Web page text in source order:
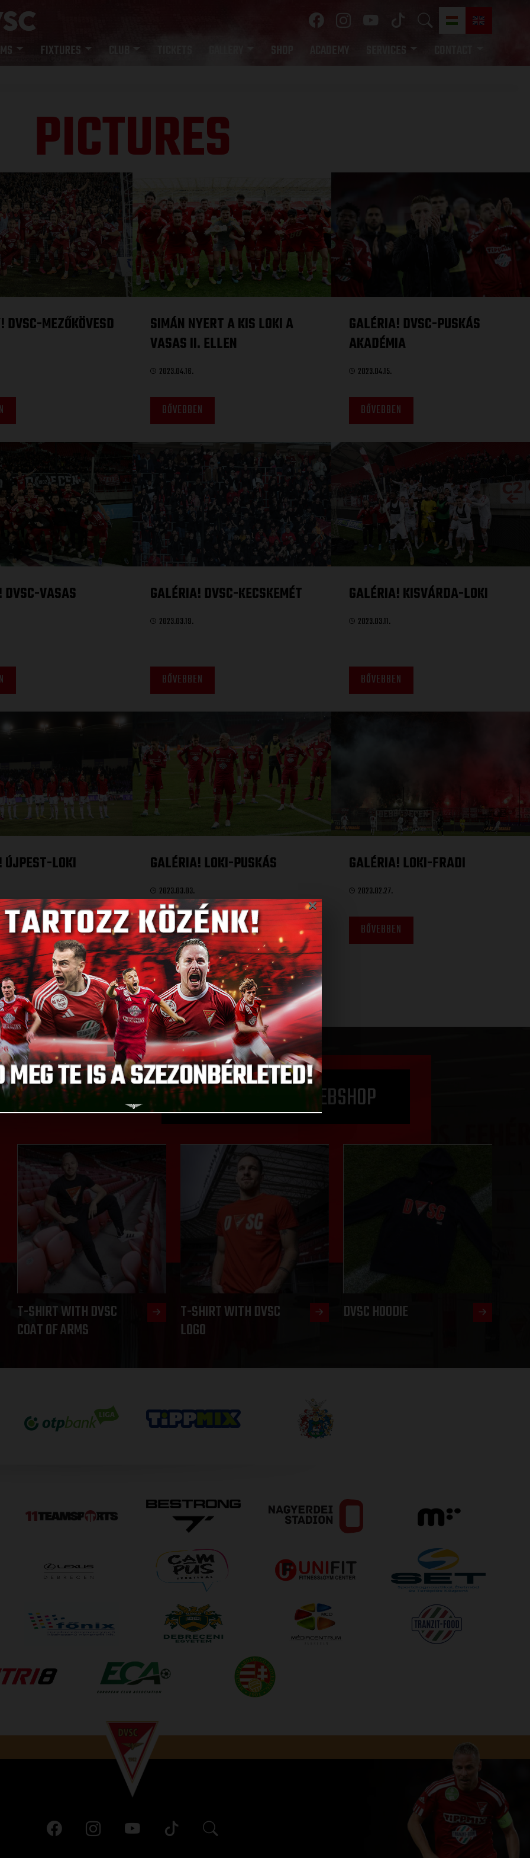
FIXTURES SHOP ACADEMY SERVICES
PICTURES
DVSC-MEZŐKÖVESD
SIMÁN NYERT A KIS LOKI A
VASAS II. ELLEN
2023.04.16.
BŐVEBBEN
GALÉRIA! DVSC-PUSKÁS
AKADÉMIA
2023.04.15.
BŐVEBBEN
DVSC-VASAS GALÉRIA! DVSC-KECSKEMÉT
2023.03.19.
BŐVEBBEN
GALÉRIA! KISVÁRDA-LOKI
2023.03.11.
BŐVEBBEN
ÚJPEST-LOKI GALÉRIA! LOKI-PUSKÁS
2023.03.03.
BŐVEBBEN
GALÉRIA! LOKI-FRADI
2023.02.27.
BŐVEBBEN
1 2 3 4 5 6 7 8 9 10 11 ... 22 »
FROM
GO TO THE WEBSHOP
T-SHIRT WITH DVSC
COAT OF ARMS
T-SHIRT WITH DVSC
LOGO
DVSC HOODIE
×